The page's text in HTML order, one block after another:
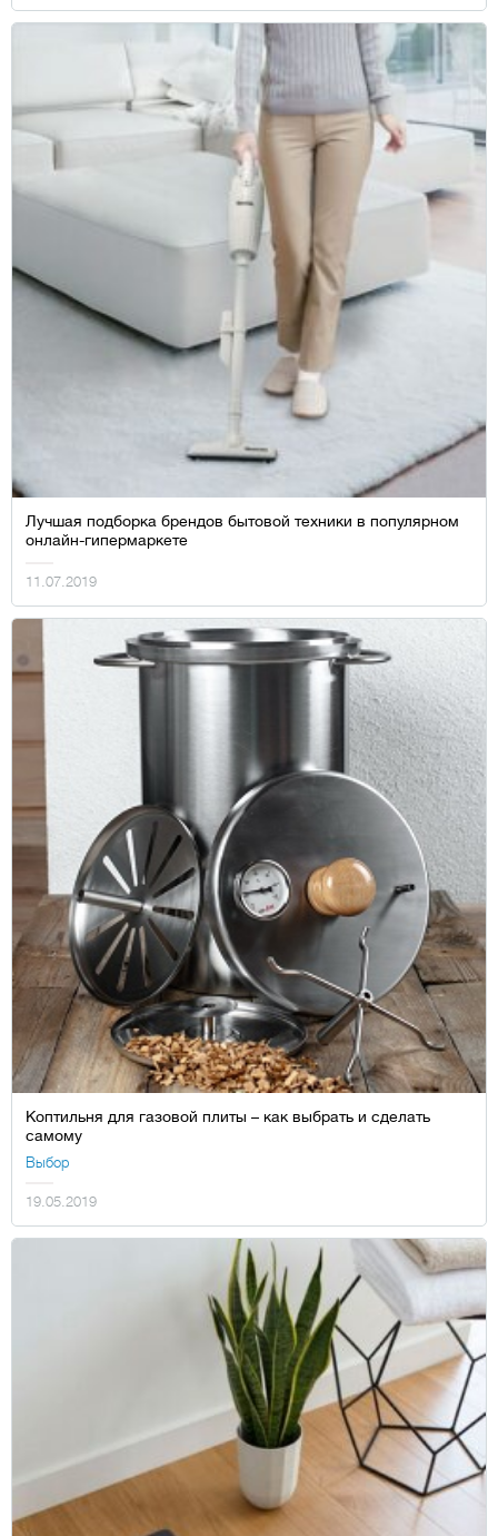
Лучшая подборка брендов бытовой техники в популярном
онлайн-гипермаркете
11.07.2019
Коптильня для газовой плиты – как выбрать и сделать
самому
Выбор
19.05.2019